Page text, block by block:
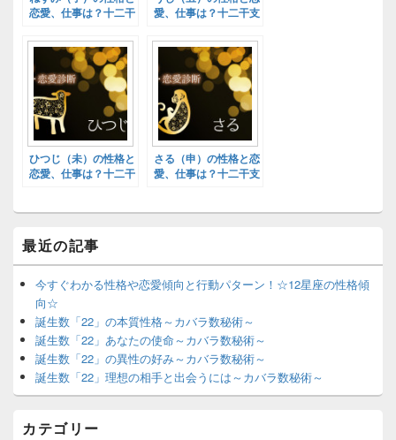
恋愛、仕事は？十二干
愛、仕事は？十二干支
ひつじ（未）の性格と
恋愛、仕事は？十二干
さる（申）の性格と恋
愛、仕事は？十二干支
最近の記事
今すぐわかる性格や恋愛傾向と行動パターン！☆12星座の性格傾
向☆
誕生数「22」の本質性格～カバラ数秘術～
誕生数「22」あなたの使命～カバラ数秘術～
誕生数「22」の異性の好み～カバラ数秘術～
誕生数「22」理想の相手と出会うには～カバラ数秘術～
カテゴリー